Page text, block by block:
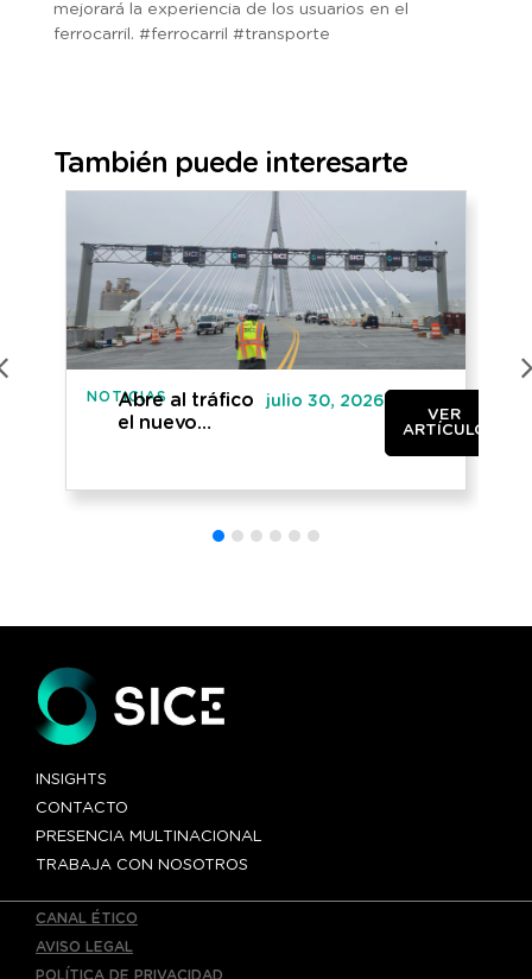
mejorará la experiencia de los usuarios en el
ferrocarril. #ferrocarril #transporte
También puede interesarte
NOTICIAS
Abre al tráfico
el nuevo
entre Canadá y
julio 30, 2026
VER
ARTÍCULO
INSIGHTS
CONTACTO
PRESENCIA MULTINACIONAL
TRABAJA CON NOSOTROS
CANAL ÉTICO
AVISO LEGAL
POLÍTICA DE PRIVACIDAD